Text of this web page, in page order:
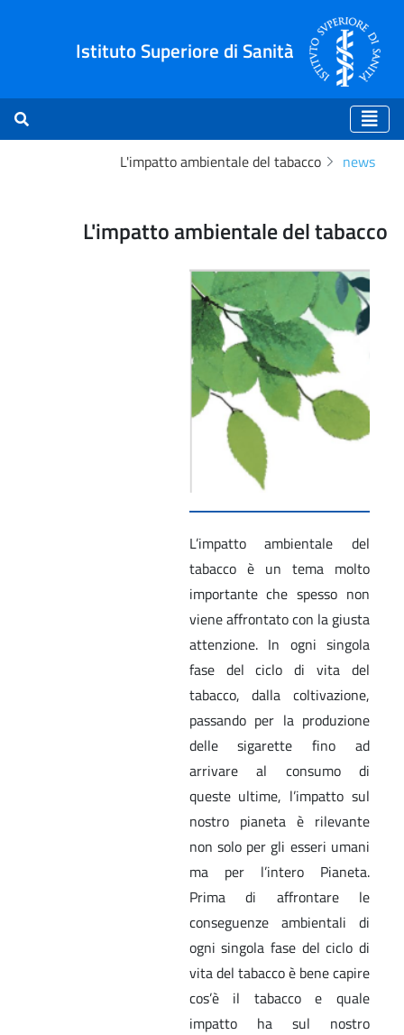
Istituto Superiore di Sanità
news
L'impatto ambientale del tabacco
ambientale del tabacco
L'impatto ambientale del tabacco
L’impatto ambientale del
tabacco è un tema molto
importante che spesso non
viene affrontato con la giusta
attenzione. In ogni singola
fase del ciclo di vita del
tabacco, dalla coltivazione,
passando per la produzione
delle sigarette fino ad
arrivare al consumo di
queste ultime, l’impatto sul
nostro pianeta è rilevante
non solo per gli esseri umani
ma per l’intero Pianeta.
Prima di affrontare le
conseguenze ambientali di
ogni singola fase del ciclo di
vita del tabacco è bene capire
cos’è il tabacco e quale
impatto ha sul nostro